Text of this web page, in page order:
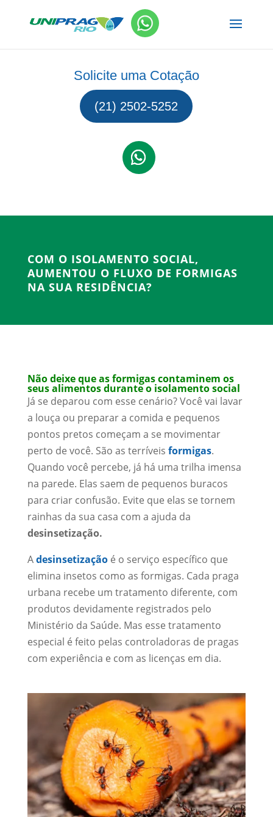
Solicite uma Cotação
(21) 2502-5252
COM O ISOLAMENTO SOCIAL,
AUMENTOU O FLUXO DE FORMIGAS
NA SUA RESIDÊNCIA?
Não deixe que as formigas contaminem os
seus alimentos durante o isolamento social
Já se deparou com esse cenário? Você vai lavar
a louça ou preparar a comida e pequenos
pontos pretos começam a se movimentar
perto de você. São as terríveis formigas.
Quando você percebe, já há uma trilha imensa
na parede. Elas saem de pequenos buracos
para criar confusão. Evite que elas se tornem
rainhas da sua casa com a ajuda da
desinsetização.
Adesinsetização é o serviço específico que
elimina insetos como as formigas. Cada praga
urbana recebe um tratamento diferente, com
produtos devidamente registrados pelo
Ministério da Saúde. Mas esse tratamento
especial é feito pelas controladoras de pragas
com experiência e com as licenças em dia.